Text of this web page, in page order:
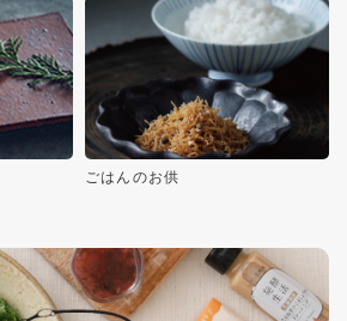
ごはんのお供